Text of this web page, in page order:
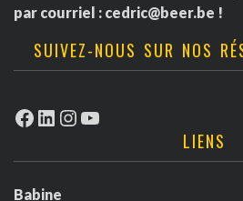
par courriel : cedric@beer.be !
SUIVEZ-NOUS SUR NOS
Facebook
LinkedIn
Instagram
YouTube
LIENS
Babine